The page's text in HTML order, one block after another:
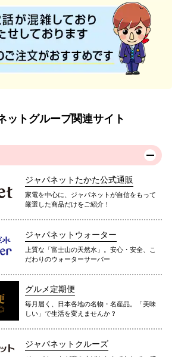
ットグループ関連サイト
ジャパネットたかた公式通販
家電を中心に、ジャパネットが自信をもって
厳選した商品だけをご紹介！
ジャパネットウォーター
上質な「富士山の天然水」。安心・安全、こ
だわりのウォーターサーバー
グルメ定期便
毎月届く、日本各地の名物・名産品。「美味
しい」で生活を変えませんか？
ジャパネットクルーズ